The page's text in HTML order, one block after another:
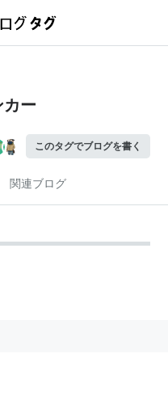
カー
このタグでブログを書く
関連ブログ